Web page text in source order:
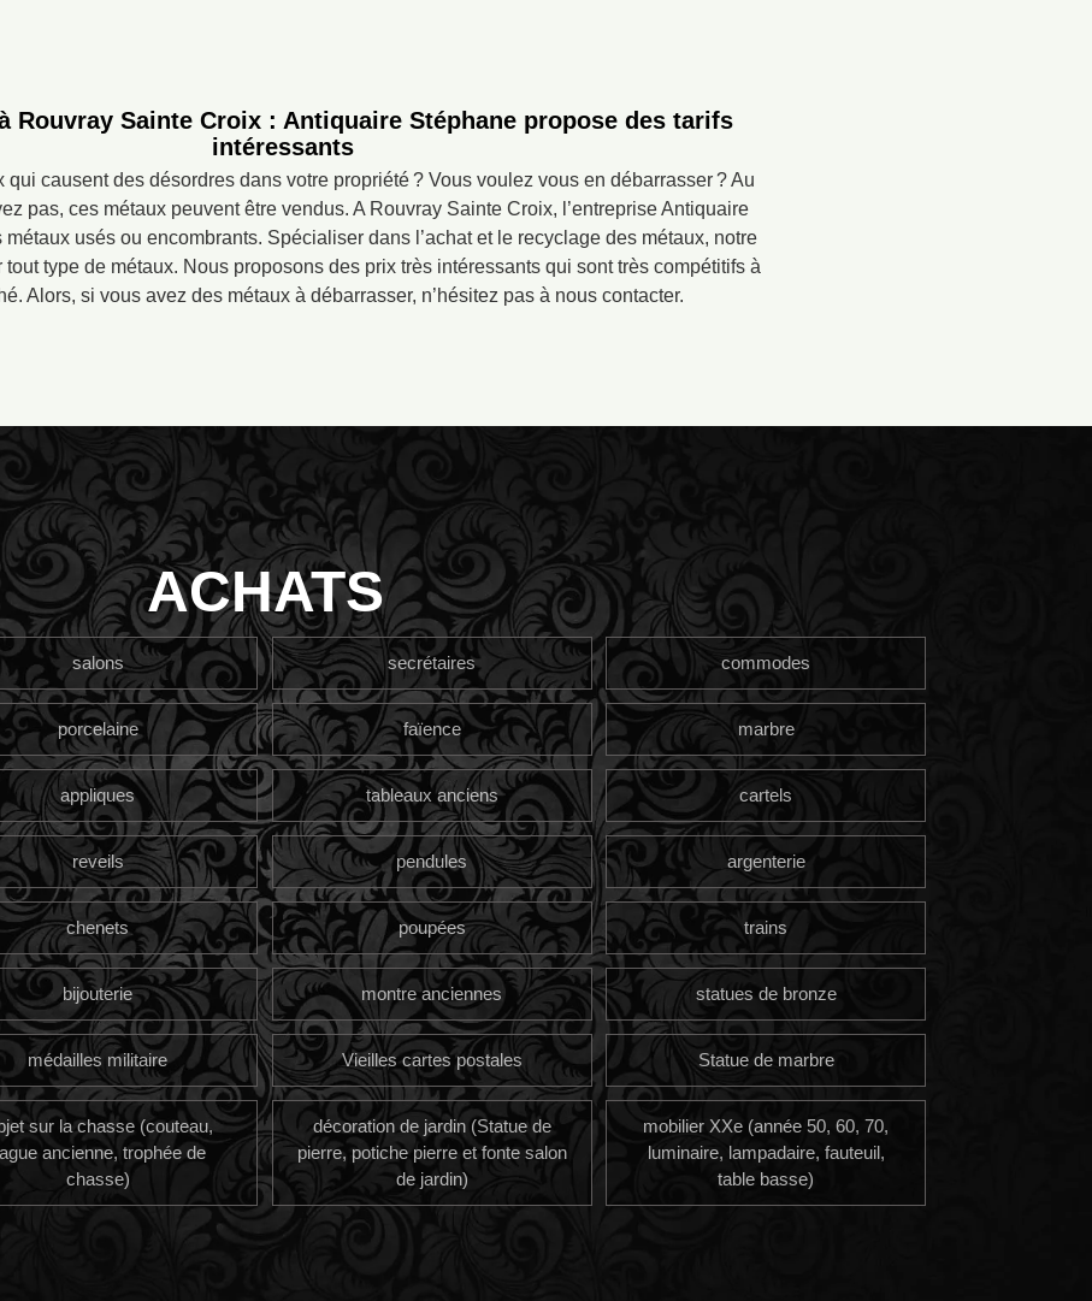
Rouvray Sainte Croix : Antiquaire Stéphane propose des tarifs
intéressants
qui causent des désordres dans votre propriété ? Vous voulez vous en débarrasser ? Au
pas, ces métaux peuvent être vendus. A Rouvray Sainte Croix, l’entreprise Antiquaire
usés ou encombrants. Spécialiser dans l’achat et le recyclage des métaux, notre
type de métaux. Nous proposons des prix très intéressants qui sont très compétitifs à
Alors, si vous avez des métaux à débarrasser, n’hésitez pas à nous contacter.
ACHATS
salons secrétaires commodes
porcelaine faïence marbre
appliques tableaux anciens cartels
reveils pendules argenterie
chenets poupées trains
bijouterie montre anciennes statues de bronze
médailles militaire Vieilles cartes postales Statue de marbre
sur la chasse (couteau,
ancienne, trophée de
chasse)
décoration de jardin (Statue de
pierre, potiche pierre et fonte salon
de jardin)
mobilier XXe (année 50, 60, 70,
luminaire, lampadaire, fauteuil,
table basse)